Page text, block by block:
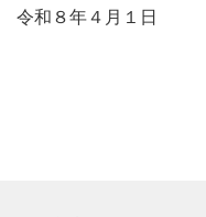
令和８年４月１日